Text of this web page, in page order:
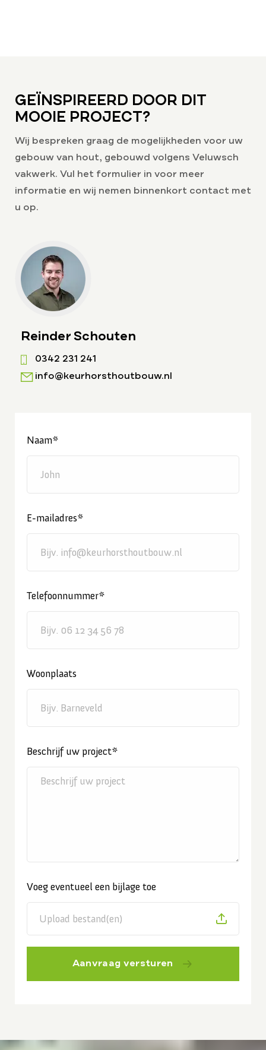
GEÏNSPIREERD DOOR DIT
MOOIE PROJECT?
Wij bespreken graag de mogelijkheden voor uw
gebouw van hout, gebouwd volgens Veluwsch
vakwerk. Vul het formulier in voor meer
informatie en wij nemen binnenkort contact met
u op.
Reinder Schouten
0342 231 241
info@keurhorsthoutbouw.nl
Naam*
E-mailadres*
Telefoonnummer*
Woonplaats
Beschrijf uw project*
Voeg eventueel een bijlage toe
Upload bestand(en)
Aanvraag versturen